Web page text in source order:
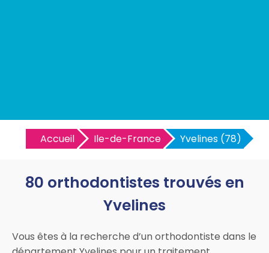
Accueil Ile-de-France Yvelines (78)
80 orthodontistes trouvés en
Yvelines
Vous êtes à la recherche d’un orthodontiste dans le